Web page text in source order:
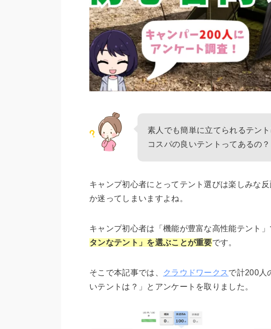
素人でも簡単に立てられるテント
コスパの良いテントってあるの？
キャンプ初心者にとってテント選びは楽しみな
か迷ってしまいますよね。
キャンプ初心者は「機能が豊富な高性能テント」
タンなテント」を選ぶことが重要です。
そこで本記事では、 クラウドワークス で計200人
いテントは？」とアンケートを取りました。